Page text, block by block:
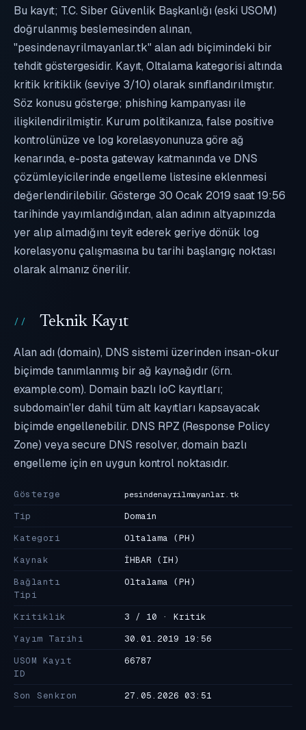
Bu kayıt; T.C. Siber Güvenlik Başkanlığı (eski USOM)
doğrulanmış beslemesinden alınan,
"pesindenayrilmayanlar.tk" alan adı biçimindeki bir
tehdit göstergesidir. Kayıt, Oltalama kategorisi altında
kritik kritiklik (seviye 3/10) olarak sınıflandırılmıştır.
Söz konusu gösterge; phishing kampanyası ile
ilişkilendirilmiştir. Kurum politikanıza, false positive
kontrolünüze ve log korelasyonunuza göre ağ
kenarında, e-posta gateway katmanında ve DNS
çözümleyicilerinde engelleme listesine eklenmesi
değerlendirilebilir. Gösterge 30 Ocak 2019 saat 19:56
tarihinde yayımlandığından, alan adının altyapınızda
yer alıp almadığını teyit ederek geriye dönük log
korelasyonu çalışmasına bu tarihi başlangıç noktası
olarak almanız önerilir.
Teknik Kayıt
Alan adı (domain), DNS sistemi üzerinden insan-okur
biçimde tanımlanmış bir ağ kaynağıdır (örn.
example.com). Domain bazlı IoC kayıtları;
subdomain'ler dahil tüm alt kayıtları kapsayacak
biçimde engellenebilir. DNS RPZ (Response Policy
Zone) veya secure DNS resolver, domain bazlı
engelleme için en uygun kontrol noktasıdır.
Gösterge pesindenayrilmayanlar.tk
Tip
Domain
Kategori
Oltalama (PH)
Kaynak
İHBAR (IH)
Bağlantı
Tipi
Oltalama (PH)
Kritiklik
3 / 10 · Kritik
Yayım Tarihi
30.01.2019 19:56
USOM Kayıt
ID
66787
Son Senkron 27.05.2026 03:51